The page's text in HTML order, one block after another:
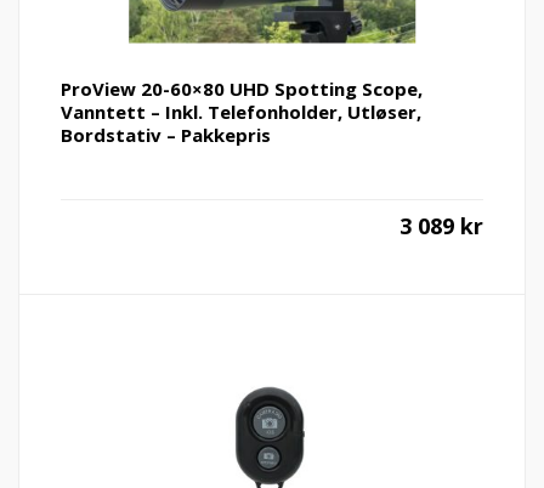
ProView 20-60×80 UHD Spotting Scope,
Vanntett – Inkl. Telefonholder, Utløser,
Bordstativ – Pakkepris
3 089 kr